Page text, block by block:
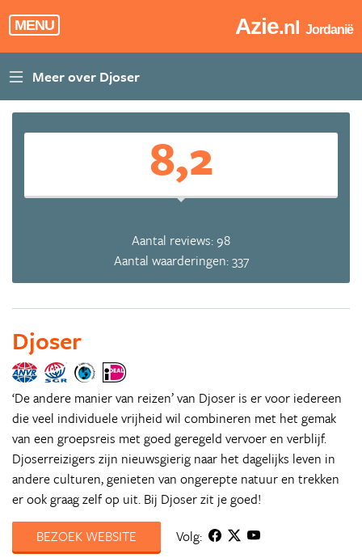
MENU Azie.nl Jordanië
8,2
Aantal reviews: 98
Aantal waarderingen: 337
Djoser
‘De andere manier van reizen’ van Djoser is er voor iedereen
die veel individuele vrijheid wil combineren met het gemak
van een groepsreis met goed geregeld vervoer en verblijf.
Djoserreizigers zijn nieuwsgierig naar het dagelijks leven in
andere culturen, genieten van ongerepte natuur en trekken
er ook graag zelf op uit. Bij Djoser zit je goed!
BEZOEK WEBSITE
Volg: